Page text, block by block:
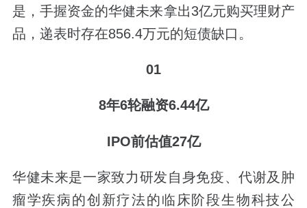
是，手握资金的华健未来拿出3亿元购买理财产
品，递表时存在856.4万元的短债缺口。
01
8年6轮融资6.44亿
IPO前估值27亿
华健未来是一家致力研发自身免疫、代谢及肿
瘤学疾病的创新疗法的临床阶段生物科技公